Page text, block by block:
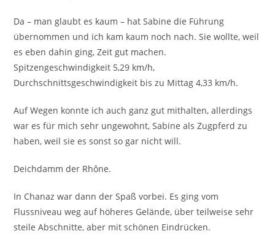
Da – man glaubt es kaum – hat Sabine die Führung
übernommen und ich kam kaum noch nach. Sie wollte, weil
es eben dahin ging, Zeit gut machen.
Spitzengeschwindigkeit 5,29 km/h,
Durchschnittsgeschwindigkeit bis zu Mittag 4,33 km/h.
Auf Wegen konnte ich auch ganz gut mithalten, allerdings
war es für mich sehr ungewohnt, Sabine als Zugpferd zu
haben, weil sie es sonst so gar nicht will.
Deichdamm der Rhône.
In Chanaz war dann der Spaß vorbei. Es ging vom
Flussniveau weg auf höheres Gelände, über teilweise sehr
steile Abschnitte, aber mit schönen Eindrücken.